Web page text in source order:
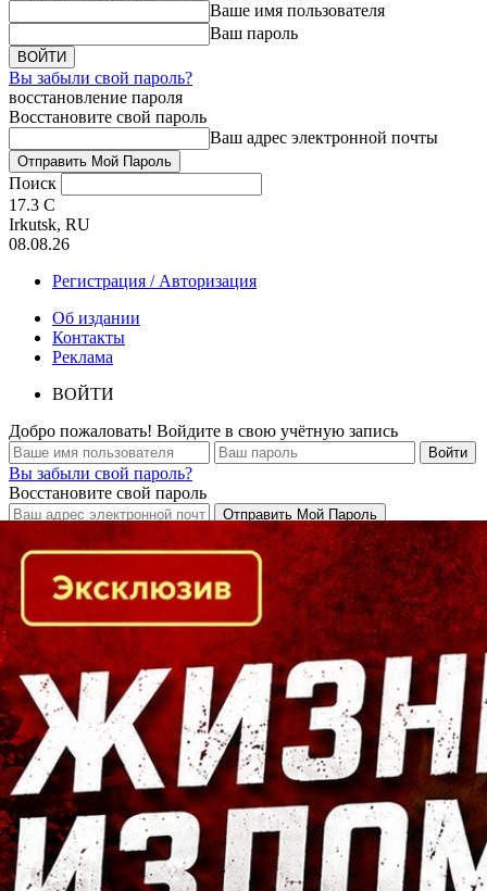
Ваше имя пользователя
Ваш пароль
Вы забыли свой пароль?
восстановление пароля
Восстановите свой пароль
Ваш адрес электронной почты
Поиск
17.3 C
Irkutsk, RU
08.08.26
Регистрация / Авторизация
Об издании
Контакты
Реклама
ВОЙТИ
Добро пожаловать! Войдите в свою учётную запись
Вы забыли свой пароль?
Восстановите свой пароль
Кто есть кто в Байкальском регионе